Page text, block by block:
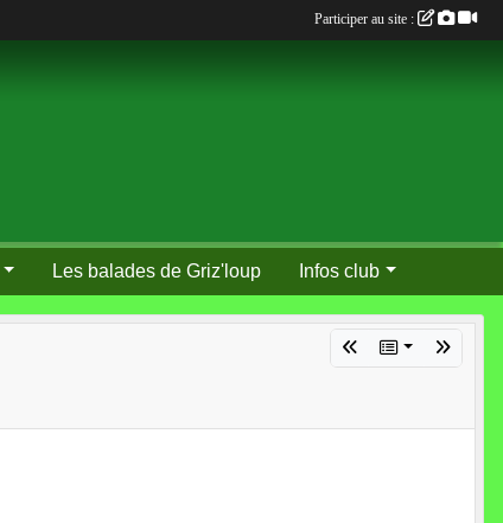
Les balades de Griz'loup Infos club
Participer au site :